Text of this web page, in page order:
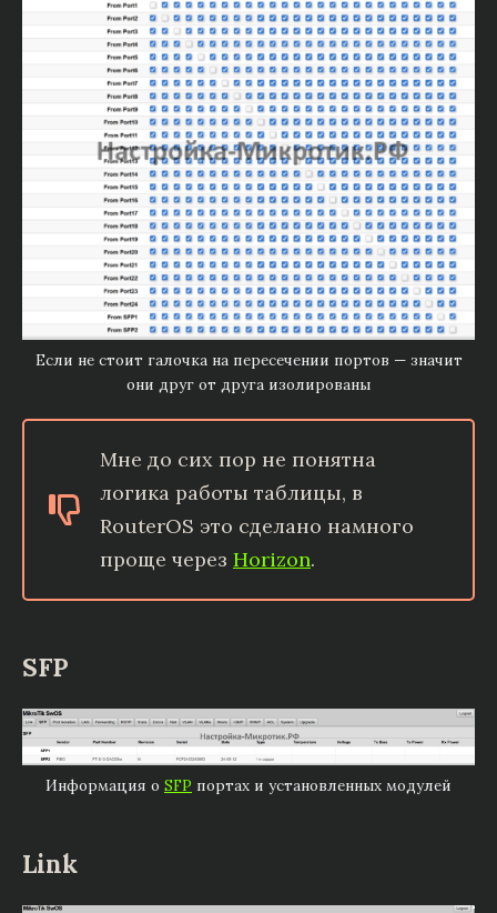
Если не стоит галочка на пересечении портов — значит
они друг от друга изолированы
Мне до сих пор не понятна
логика работы таблицы, в
RouterOS это сделано намного
проще через Horizon.
SFP
Информация о SFP портах и установленных модулей
Link